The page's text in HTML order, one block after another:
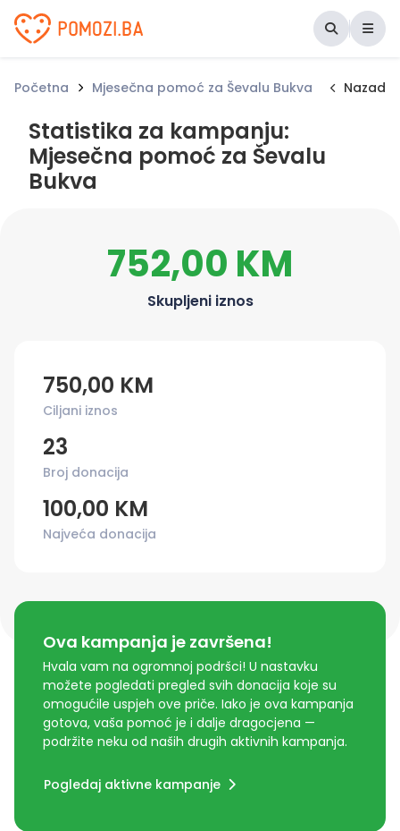
Udruženje Pomozi.ba
Početna Mjesečna pomoć za Ševalu Bukva Statistika
Nazad
Statistika za kampanju:
Mjesečna pomoć za Ševalu
Bukva
752,00 KM
Skupljeni iznos
750,00 KM
Ciljani iznos
23
Broj donacija
100,00 KM
Najveća donacija
Ova kampanja je završena!
Hvala vam na ogromnoj podršci! U nastavku
možete pogledati pregled svih donacija koje su
omogućile uspjeh ove priče. Iako je ova kampanja
gotova, vaša pomoć je i dalje dragocjena —
podržite neku od naših drugih aktivnih kampanja.
Pogledaj aktivne kampanje